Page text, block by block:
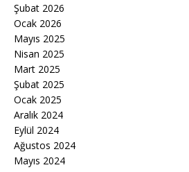
Şubat 2026
Ocak 2026
Mayıs 2025
Nisan 2025
Mart 2025
Şubat 2025
Ocak 2025
Aralık 2024
Eylül 2024
Ağustos 2024
Mayıs 2024